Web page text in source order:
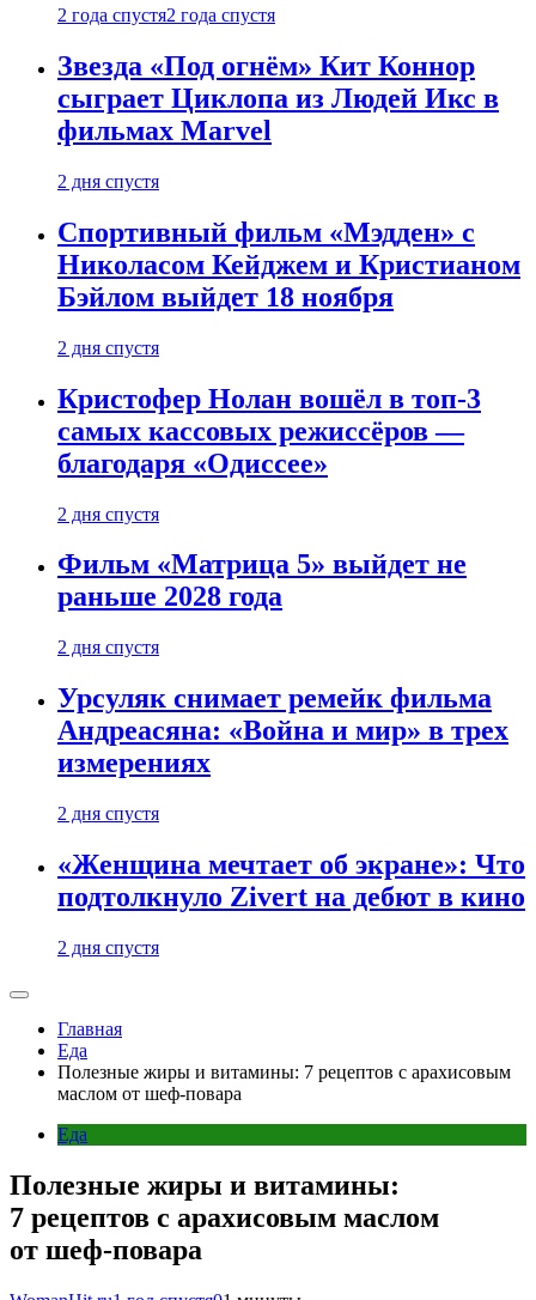
2 года спустя2 года спустя
Звезда «Под огнём» Кит Коннор
сыграет Циклопа из Людей Икс в
фильмах Marvel
2 дня спустя
Спортивный фильм «Мэдден» с
Николасом Кейджем и Кристианом
Бэйлом выйдет 18 ноября
2 дня спустя
Кристофер Нолан вошёл в топ-3
самых кассовых режиссёров —
благодаря «Одиссее»
2 дня спустя
Фильм «Матрица 5» выйдет не
раньше 2028 года
2 дня спустя
Урсуляк снимает ремейк фильма
Андреасяна: «Война и мир» в трех
измерениях
2 дня спустя
«Женщина мечтает об экране»: Что
подтолкнуло Zivert на дебют в кино
2 дня спустя
Главная
Еда
Полезные жиры и витамины: 7 рецептов с арахисовым
маслом от шеф-повара
Еда
Полезные жиры и витамины:
7 рецептов с арахисовым маслом
от шеф-повара